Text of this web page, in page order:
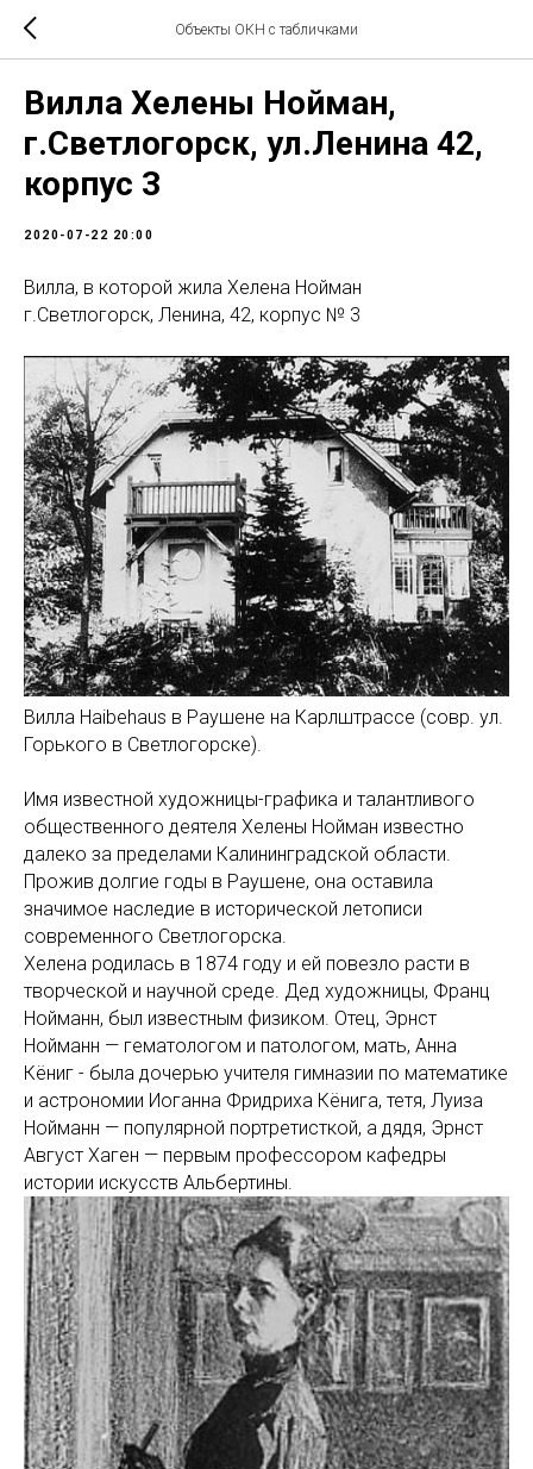
Объекты ОКН с табличками
Вилла Хелены Нойман,
г.Светлогорск, ул.Ленина 42,
корпус 3
2020-07-22 20:00
Вилла, в которой жила Хелена Нойман
г.Светлогорск, Ленина, 42, корпус № 3
Вилла Haibehaus в Раушене на Карлштрассе (совр. ул.
Горького в Светлогорске).
Имя известной художницы-графика и талантливого
общественного деятеля Хелены Нойман известно
далеко за пределами Калининградской области.
Прожив долгие годы в Раушене, она оставила
значимое наследие в исторической летописи
современного Светлогорска.
Хелена родилась в 1874 году и ей повезло расти в
творческой и научной среде. Дед художницы, Франц
Нойманн, был известным физиком. Отец, Эрнст
Нойманн — гематологом и патологом, мать, Анна
Кёниг - была дочерью учителя гимназии по математике
и астрономии Иоганна Фридриха Кёнига, тетя, Луиза
Нойманн — популярной портретисткой, а дядя, Эрнст
Август Хаген — первым профессором кафедры
истории искусств Альбертины.